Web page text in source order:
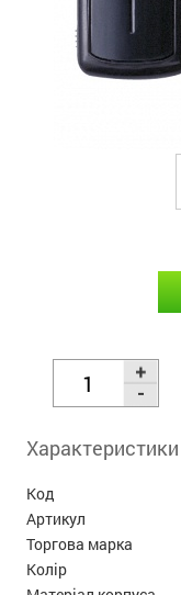
Характеристики
Код
Артикул
Торгова марка
Колір